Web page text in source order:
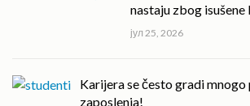
nastaju zbog isušene
јул 25, 2026
Karijera se često gradi
zaposlenja!